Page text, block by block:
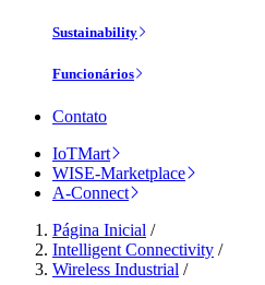
Sustainability
Funcionários
Contato
IoTMart
WISE-Marketplace
A-Connect
Página Inicial /
Intelligent Connectivity /
Wireless Industrial /